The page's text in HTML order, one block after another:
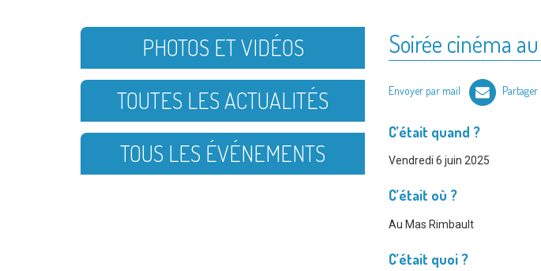
Soirée cinéma
Envoyer par mail Partager
C’était quand ?
Vendredi 6 juin 2025
C’était où ?
Au Mas Rimbault
C’était quoi ?
PHOTOS ET VIDÉOS
TOUTES LES ACTUALITÉS
TOUS LES ÉVÉNEMENTS